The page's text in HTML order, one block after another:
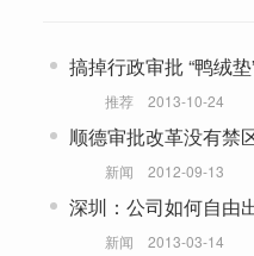
搞掉行政审批 “鸭绒垫
推荐 2013-10-24
顺德审批改革没有禁
新闻 2012-09-13
深圳：公司如何自由
新闻 2013-03-14